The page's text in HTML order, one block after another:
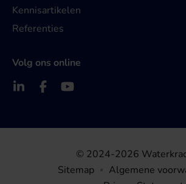
Kennisartikelen
Referenties
Volg ons online
© 2024-2026
Sitemap
Algemene